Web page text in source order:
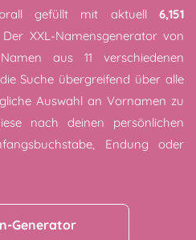
gefüllt mit aktuell 6,151
XXL-Namensgenerator von
aus 11 verschiedenen
Suche übergreifend über alle
Auswahl an Vornamen zu
nach deinen persönlichen
Endung oder
Generator